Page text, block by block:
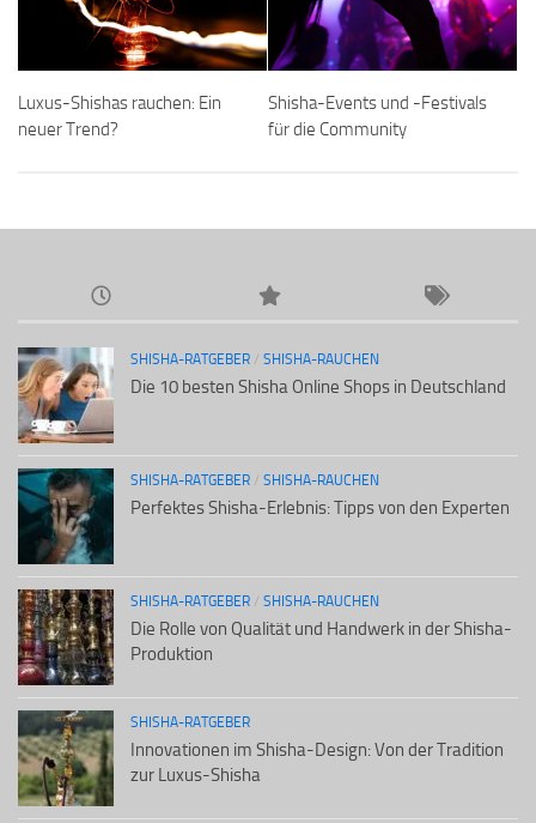
Luxus-Shishas rauchen: Ein
neuer Trend?
Shisha-Events und -Festivals
für die Community
SHISHA-RATGEBER / SHISHA-RAUCHEN
Die 10 besten Shisha Online Shops in Deutschland
SHISHA-RATGEBER / SHISHA-RAUCHEN
Perfektes Shisha-Erlebnis: Tipps von den Experten
SHISHA-RATGEBER / SHISHA-RAUCHEN
Die Rolle von Qualität und Handwerk in der Shisha-
Produktion
SHISHA-RATGEBER
Innovationen im Shisha-Design: Von der Tradition
zur Luxus-Shisha